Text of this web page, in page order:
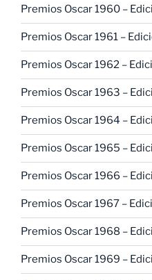
Premios Oscar 1960 –
Premios Oscar 1961 –
Premios Oscar 1962 –
Premios Oscar 1963 –
Premios Oscar 1964 –
Premios Oscar 1965 –
Premios Oscar 1966 –
Premios Oscar 1967 –
Premios Oscar 1968 –
Premios Oscar 1969 –